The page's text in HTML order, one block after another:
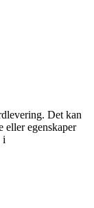
Det kan
eller egenskaper
i